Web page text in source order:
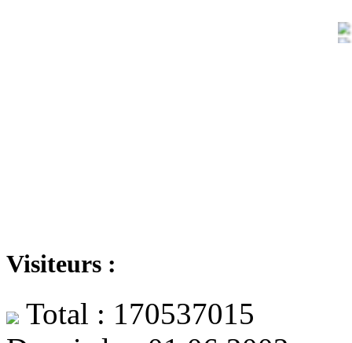
Visiteurs :
Total : 170537015